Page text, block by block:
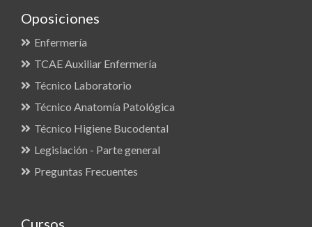
Oposiciones
Enfermería
TCAE Auxiliar Enfermería
Técnico Laboratorio
Técnico Anatomía Patológica
Técnico Higiene Bucodental
Legislación - Parte general
Preguntas Frecuentes